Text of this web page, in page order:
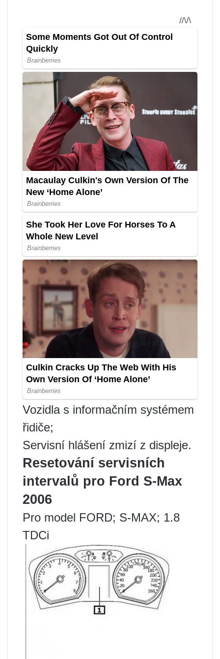
Vozidla s informačním systémem
řidiče;
Servisní hlášení zmizí z displeje.
Resetování servisních
intervalů pro Ford S-Max
2006
Pro model FORD; S-MAX; 1.8
TDCi